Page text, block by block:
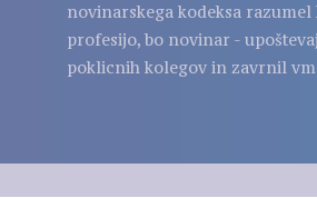
novinarskega kodeksa
profesijo, bo novinar -
poklicnih kolegov in zavrnil